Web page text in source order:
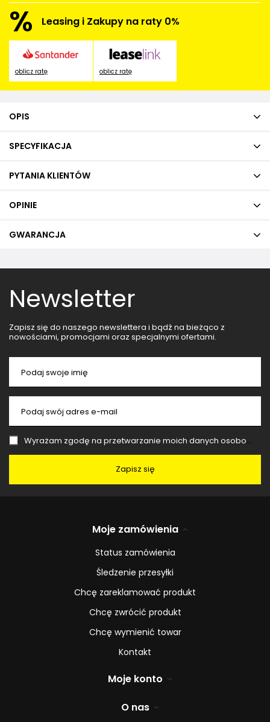
% Leasing i Zakupy na raty 0%
oblicz ratę oblicz ratę
OPIS
SPECYFIKACJA
PYTANIA KLIENTÓW
OPINIE
GWARANCJA
Newsletter
Zapisz się do naszego newslettera i bądź na bieżąco z
nowościami, promocjami oraz specjalnymi ofertami.
Podaj swoje imię
Podaj swój adres e-mail
Wyrażam zgodę na przetwarzanie moich danych osobowych (adres e-mail) na potrzeby wysyłki newslettera z informacją handlową (marketing). Więcej w
Zapisz się
Moje zamówienia
Status zamówienia
Śledzenie przesyłki
Chcę zareklamować produkt
Chcę zwrócić produkt
Chcę wymienić towar
Kontakt
Moje konto
O nas